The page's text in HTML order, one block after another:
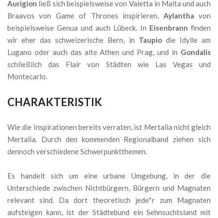
Aurigion ließ sich beispielsweise von Valetta in Malta und auch
Braavos von Game of Thrones inspirieren, Aylantha von
beispielsweise Genua und auch Lübeck. In Eisenbrann finden
wir eher das schweizerische Bern, in Taupiodie Idylle am
Lugano oder auch das alte Athen und Prag, und in Gondalis
schließlich das Flair von Städten wie Las Vegas und
Montecarlo.
CHARAKTERISTIK
Wie die Inspirationen bereits verraten, ist Mertalia nicht gleich
Mertalia. Durch den kommenden Regionalband ziehen sich
dennoch verschiedene Schwerpunktthemen.
Es handelt sich um eine urbane Umgebung, in der die
Unterschiede zwischen Nichtbürgern, Bürgern und Magnaten
relevant sind. Da dort theoretisch jede*r zum Magnaten
aufsteigen kann, ist der Städtebund ein Sehnsuchtsland mit